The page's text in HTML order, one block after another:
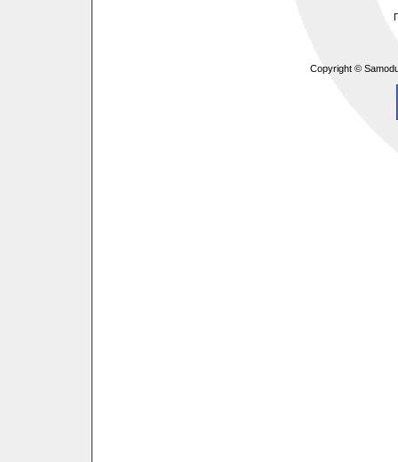
Copyright ©